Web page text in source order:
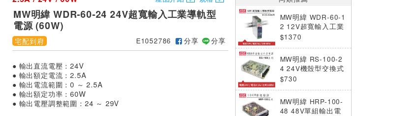
MW明緯 WDR-60-24 24V超寬輸入工業導軌型
電源 (60W)
宅配到府 E1052786 分享 分享
● 輸出直流電壓：24V
● 輸出額定電流：2.5A
● 輸出電流範圍：0 ～ 2.5A
● 輸出額定功率：60W
● 輸出電壓調整範圍：24 ～ 29V
MW明緯 WDR-60-1
2 12V超寬輸入工業
導軌型電源 (60W)
$1370
MW明緯 RS-100-2
4 24V機殼型交換式
電源供應器 (108W)
$730
MW明緯 HRP-100-
48 48V單組輸出電